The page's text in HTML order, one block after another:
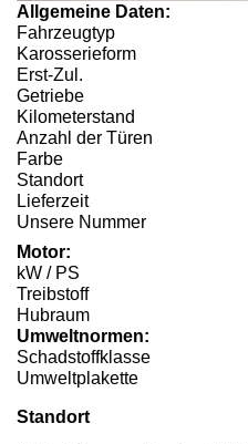
Allgemeine Daten:
Fahrzeugtyp
Karosserieform
Erst-Zul.
Getriebe
Kilometerstand
Anzahl der Türen
Farbe
Standort
Lieferzeit
Unsere Nummer
Motor:
kW / PS
Treibstoff
Hubraum
Umweltnormen:
Schadstoffklasse
Umweltplakette
Standort